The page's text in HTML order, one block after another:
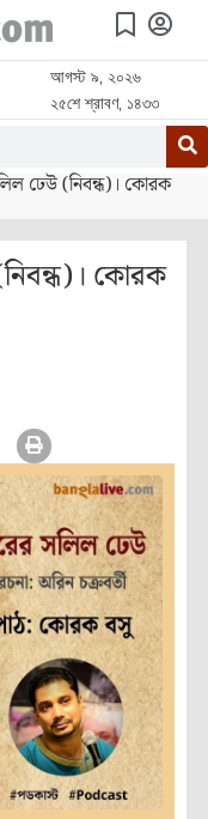
আগস্ট ৯, ২০২৬
২৫শে শ্রাবণ, ১৪৩৩
ঢেউ (নিবন্ধ)। কোরক
কোরক